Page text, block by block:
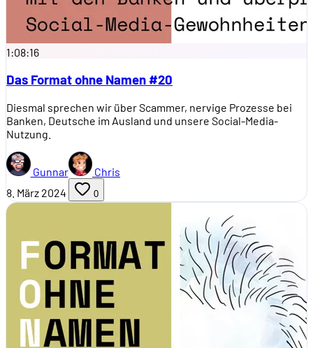
1:08:16
Das Format ohne Namen #20
Diesmal sprechen wir über Scammer, nervige Prozesse bei
Banken, Deutsche im Ausland und unsere Social-Media-
Nutzung.
Gunnar
Chris
8. März 2024
0